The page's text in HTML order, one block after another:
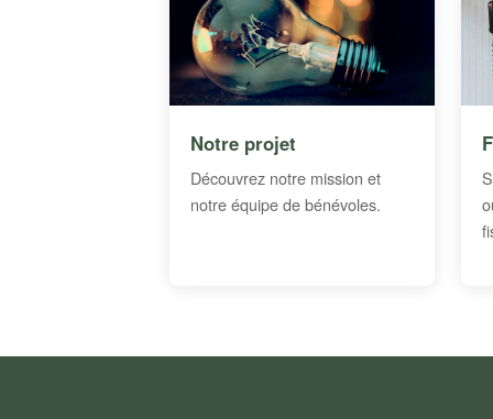
Notre projet
Découvrez notre mission et
notre équipe de bénévoles.